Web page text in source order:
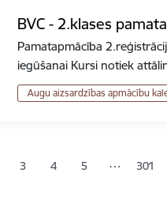
BVC - 2.klases
Pamatapmācība
iegūšanai Kursi notiek
Augu aizsardzības apmācību
lapaLapa
3 Lapa
4 Lapa
5 … 301